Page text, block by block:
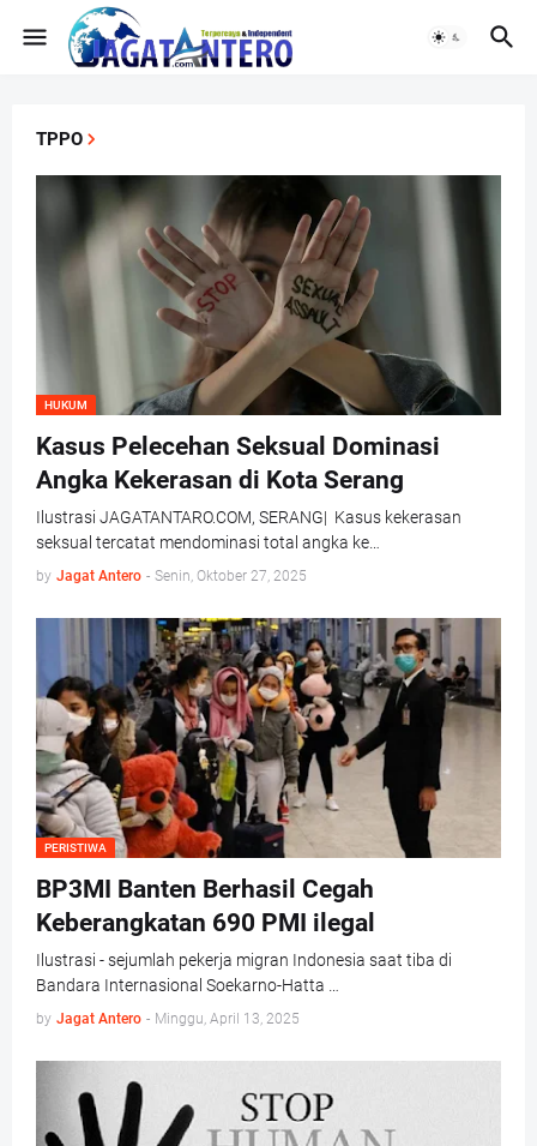
TPPO
HUKUM
Kasus Pelecehan Seksual Dominasi
Angka Kekerasan di Kota Serang
Ilustrasi JAGATANTARO.COM, SERANG| Kasus kekerasan
seksual tercatat mendominasi total angka ke…
by Jagat Antero - Senin, Oktober 27, 2025
PERISTIWA
BP3MI Banten Berhasil Cegah
Keberangkatan 690 PMI ilegal
Ilustrasi - sejumlah pekerja migran Indonesia saat tiba di
Bandara Internasional Soekarno-Hatta …
by Jagat Antero - Minggu, April 13, 2025